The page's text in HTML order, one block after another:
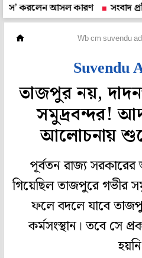
আসল কারণ
সংবাদ প্রতিদিন-
Wb cm suvendu
Suvendu
তাজপুর নয়,
সমুদ্রবন্দর!
আলোচনায়
পূর্বতন রাজ্য
গিয়েছিল তাজপুরে গভীর
ফলে বদলে যাবে
কর্মসংস্থান। তবে সে